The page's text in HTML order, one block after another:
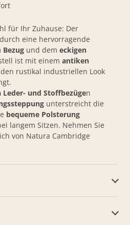
für Ihr Zuhause: Der
eine hervorragende
Bezug und dem eckigen
ist mit einem antiken
rustikal industriellen Look
Leder- und Stoffbezügen
unterstreicht die
bequeme Polsterung
langem Sitzen. Nehmen Sie
von Natura Cambridge